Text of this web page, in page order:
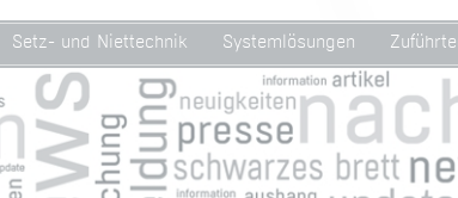
Setz- und Niettechnik Systemlösungen